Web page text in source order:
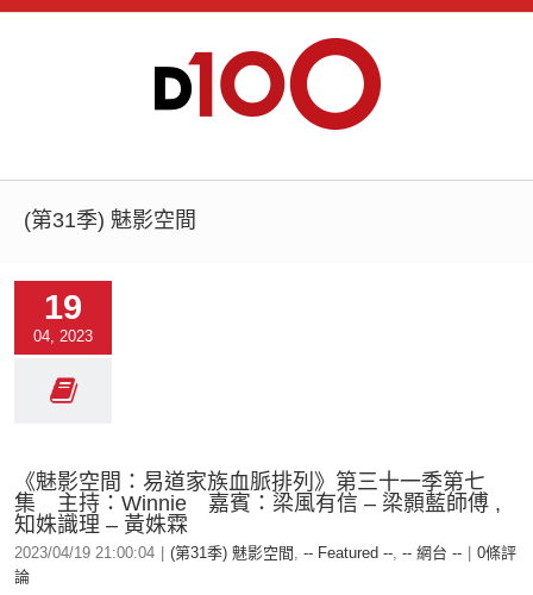
(第31季) 魅影空間
19
04, 2023
《魅影空間：易道家族血脈排列》第三十一季第七
集 主持：Winnie 嘉賓：梁風有信 – 梁顥藍師傅 ,
知姝識理 – 黃姝霖
2023/04/19 21:00:04 (第31季) 魅影空間 , -- Featured --, -- 網台 --
0條評
論